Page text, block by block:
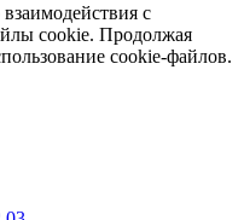
с
cookie. Продолжая
cookie-файлов.